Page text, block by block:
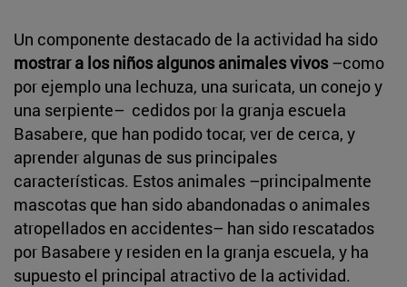
Un componente destacado de la actividad ha sido
mostrar a los niños algunos animales vivos–como
por ejemplo una lechuza, una suricata, un conejo y
una serpiente– cedidos por la granja escuela
Basabere, que han podido tocar, ver de cerca, y
aprender algunas de sus principales
características. Estos animales –principalmente
mascotas que han sido abandonadas o animales
atropellados en accidentes– han sido rescatados
por Basabere y residen en la granja escuela, y ha
supuesto el principal atractivo de la actividad.